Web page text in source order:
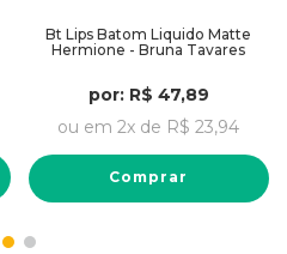
Bt Lips Batom Liquido Matte
Hermione - Bruna Tavares
por: R$ 47,89
ou em 2x de R$ 23,94
Comprar